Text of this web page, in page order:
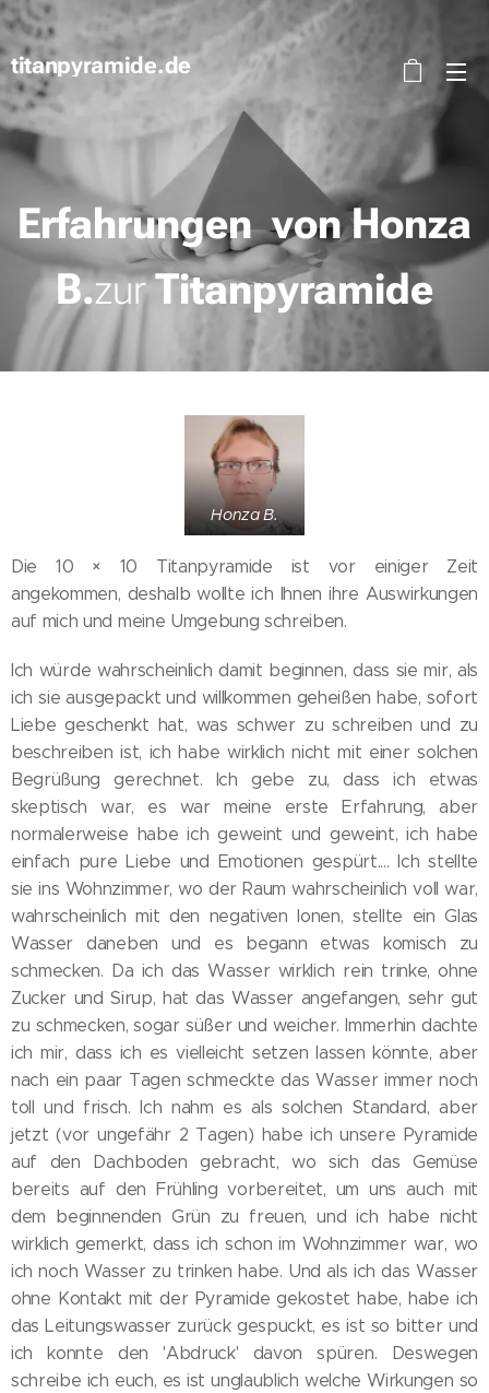
titanpyramide.de
Erfahrungen von Honza
B.zurTitanpyramide
Honza B.
Die 10 × 10 Titanpyramide ist vor einiger Zeit
angekommen, deshalb wollte ich Ihnen ihre Auswirkungen
auf mich und meine Umgebung schreiben.
Ich würde wahrscheinlich damit beginnen, dass sie mir, als
ich sie ausgepackt und willkommen geheißen habe, sofort
Liebe geschenkt hat, was schwer zu schreiben und zu
beschreiben ist, ich habe wirklich nicht mit einer solchen
Begrüßung gerechnet. Ich gebe zu, dass ich etwas
skeptisch war, es war meine erste Erfahrung, aber
normalerweise habe ich geweint und geweint, ich habe
einfach pure Liebe und Emotionen gespürt.... Ich stellte
sie ins Wohnzimmer, wo der Raum wahrscheinlich voll war,
wahrscheinlich mit den negativen Ionen, stellte ein Glas
Wasser daneben und es begann etwas komisch zu
schmecken. Da ich das Wasser wirklich rein trinke, ohne
Zucker und Sirup, hat das Wasser angefangen, sehr gut
zu schmecken, sogar süßer und weicher. Immerhin dachte
ich mir, dass ich es vielleicht setzen lassen könnte, aber
nach ein paar Tagen schmeckte das Wasser immer noch
toll und frisch. Ich nahm es als solchen Standard, aber
jetzt (vor ungefähr 2 Tagen) habe ich unsere Pyramide
auf den Dachboden gebracht, wo sich das Gemüse
bereits auf den Frühling vorbereitet, um uns auch mit
dem beginnenden Grün zu freuen, und ich habe nicht
wirklich gemerkt, dass ich schon im Wohnzimmer war, wo
ich noch Wasser zu trinken habe. Und als ich das Wasser
ohne Kontakt mit der Pyramide gekostet habe, habe ich
das Leitungswasser zurück gespuckt, es ist so bitter und
ich konnte den 'Abdruck' davon spüren. Deswegen
schreibe ich euch, es ist unglaublich welche Wirkungen so